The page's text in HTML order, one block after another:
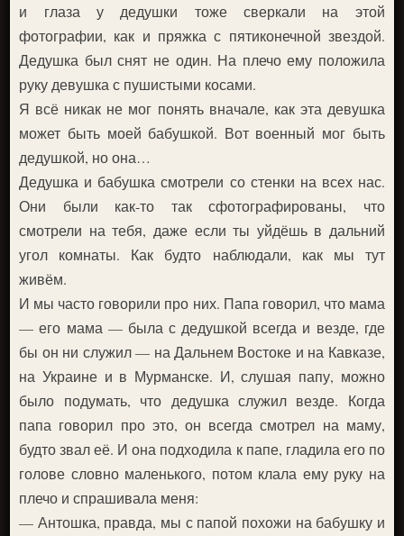
и глаза у дедушки тоже сверкали на этой
фотографии, как и пряжка с пятиконечной звездой.
Дедушка был снят не один. На плечо ему положила
руку девушка с пушистыми косами.
Я всё никак не мог понять вначале, как эта девушка
может быть моей бабушкой. Вот военный мог быть
дедушкой, но она…
Дедушка и бабушка смотрели со стенки на всех нас.
Они были как-то так сфотографированы, что
смотрели на тебя, даже если ты уйдёшь в дальний
угол комнаты. Как будто наблюдали, как мы тут
живём.
И мы часто говорили про них. Папа говорил, что мама
— его мама — была с дедушкой всегда и везде, где
бы он ни служил — на Дальнем Востоке и на Кавказе,
на Украине и в Мурманске. И, слушая папу, можно
было подумать, что дедушка служил везде. Когда
папа говорил про это, он всегда смотрел на маму,
будто звал её. И она подходила к папе, гладила его по
голове словно маленького, потом клала ему руку на
плечо и спрашивала меня:
— Антошка, правда, мы с папой похожи на бабушку и